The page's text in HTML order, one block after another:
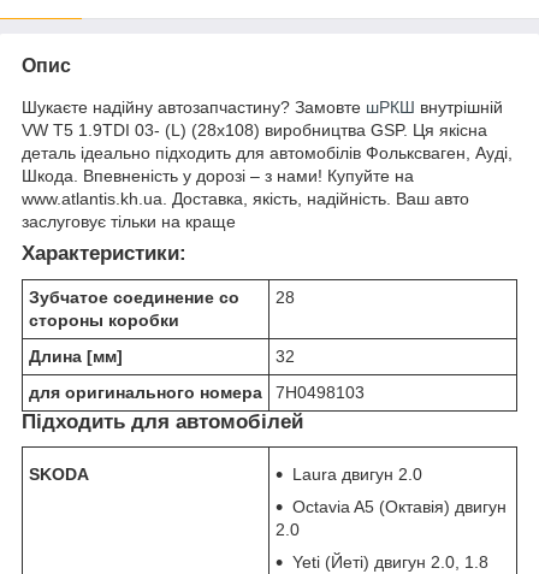
Опис
Шукаєте надійну автозапчастину? Замовте шРКШ внутрішній
VW T5 1.9TDI 03- (L) (28x108) виробництва GSP. Ця якісна
деталь ідеально підходить для автомобілів Фольксваген, Ауді,
Шкода. Впевненість у дорозі – з нами! Купуйте на
www.atlantis.kh.ua. Доставка, якість, надійність. Ваш авто
заслуговує тільки на краще
Характеристики:
Зубчатое соединение со
стороны коробки
28
Длина [мм]
32
для оригинального номера
7H0498103
Підходить для автомобілей
SKODA
Laura двигун 2.0
Octavia A5 (Октавія) двигун
2.0
Yeti (Йеті) двигун 2.0, 1.8